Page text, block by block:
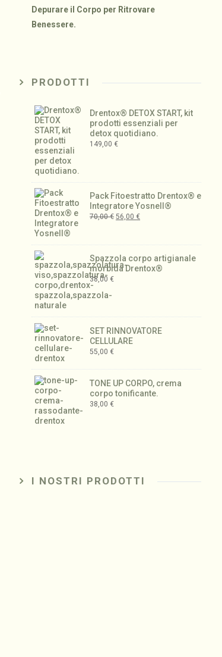
Depurare il Corpo per Ritrovare
Benessere.
PRODOTTI
Drentox® DETOX START, kit
prodotti essenziali per
detox quotidiano.
149,00 €
Pack Fitoestratto Drentox® e
Integratore Yosnell®
70,00€ 56,00 €
Spazzola corpo artigianale
morbida Drentox®
38,00 €
SET RINNOVATORE
CELLULARE
55,00 €
TONE UP CORPO, crema
corpo tonificante.
38,00 €
I NOSTRI PRODOTTI